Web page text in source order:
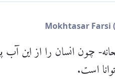
چون انسان را از
است.